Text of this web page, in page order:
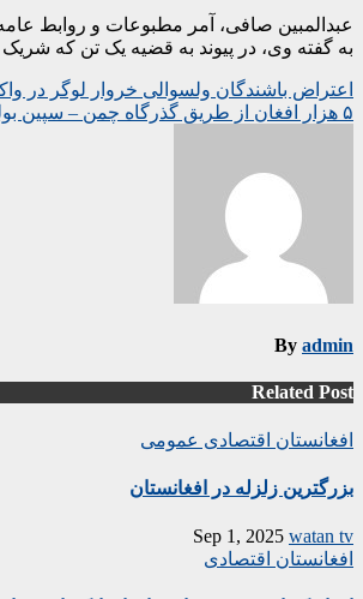
عبدالمبین صافی، آمر مطبوعات و روابط عامه
به گفته وی، در پیوند به قضیه یک تن که
Post
navigation
اعتراض باشندگان ولسوالی خروار لوگر در
۵ هزار افغان از طریق گذرگاه چمن – سپین بولدک به افغانستان برگشته اند
By admin
Related Post
افغانستان اقتصادی عمومی
بزرگترین زلزله در افغانستان
Sep 1, 2025 watan tv
افغانستان اقتصادی